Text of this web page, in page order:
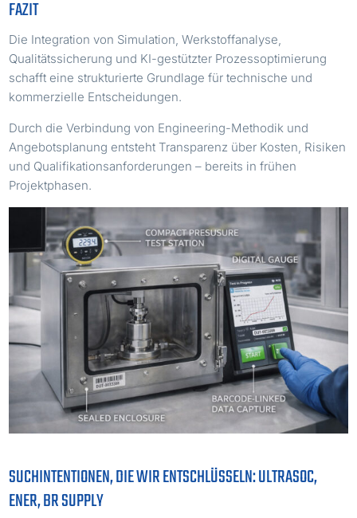
FAZIT
Die Integration von Simulation, Werkstoffanalyse,
Qualitätssicherung und KI-gestützter Prozessoptimierung
schafft eine strukturierte Grundlage für technische und
kommerzielle Entscheidungen.
Durch die Verbindung von Engineering-Methodik und
Angebotsplanung entsteht Transparenz über Kosten, Risiken
und Qualifikationsanforderungen – bereits in frühen
Projektphasen.
SUCHINTENTIONEN, DIE WIR ENTSCHLÜSSELN: ULTRASOC,
ENER, BR SUPPLY